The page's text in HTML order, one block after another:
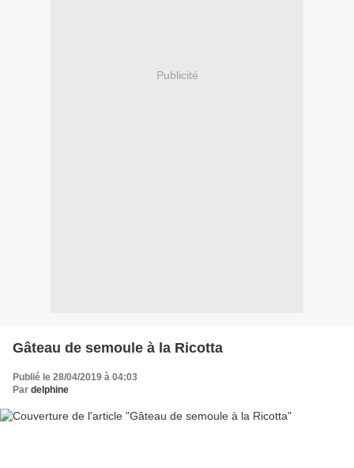
Publicité
Gâteau de semoule à la Ricotta
Publié le 28/04/2019 à 04:03
Par delphine